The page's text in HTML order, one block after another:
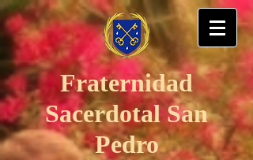
Fraternidad
Sacerdotal San
Pedro